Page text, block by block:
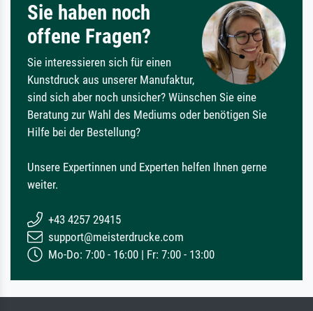
Sie haben noch
offene Fragen?
Sie interessieren sich für einen
Kunstdruck aus unserer Manufaktur,
sind sich aber noch unsicher? Wünschen Sie eine
Beratung zur Wahl des Mediums oder benötigen Sie
Hilfe bei der Bestellung?
Unsere Expertinnen und Experten helfen Ihnen gerne
weiter.
+43 4257 29415
support@meisterdrucke.com
Mo-Do: 7:00 - 16:00 | Fr: 7:00 - 13:00